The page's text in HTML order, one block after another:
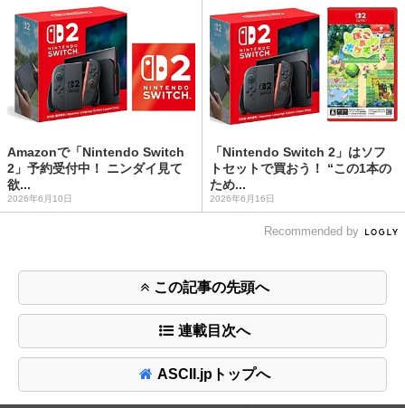
Amazonで「Nintendo Switch
2」予約受付中！ ニンダイ見て
欲...
2026年6月10日
「Nintendo Switch 2」はソフ
トセットで買おう！ “この1本の
ため...
2026年6月16日
Recommended by
この記事の先頭へ
連載目次へ
ASCII.jpトップへ